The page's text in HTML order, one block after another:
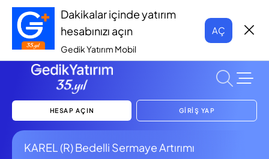
Dakikalar içinde yatırım
hesabınızı açın
Gedik Yatırım Mobil
AÇ
HESAP AÇIN GİRİŞ YAP
KAREL (R) Bedelli Sermaye Artırımı